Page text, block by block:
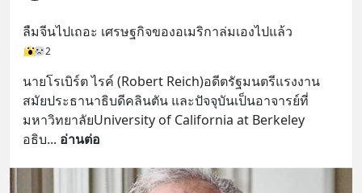
หลับมีประสิทธิภาพมากยิ่งขึ้น 📍 สนใจ
@diipgeek 🔗 หรือกดลิงก์
https://lin.ee/U91Fzyz
ลืมจีนไปเถอะ เศรษฐกิจของอเมริกาล่มเองไปแล้ว
2
นายโรเบิร์ต ไรค์ (Robert Reich)อดีตรัฐมนตรีแรงงาน
สมัยประธานาธิบดีคลินตัน และปัจจุบันเป็นอาจารย์ที่
มหาวิทยาลัยUniversity of California at Berkeley
อธิบ... อ่านต่อ